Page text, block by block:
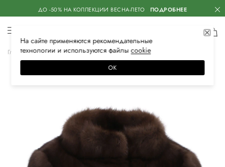
ДО -50% НА КОЛЛЕКЦИИ ВЕСНА-ЛЕТО ПОДРОБНЕЕ
Главная Женская Одежда Верхняя одежда Шубы и дубленки
На сайте применяются рекомендательные
технологии и используются файлысооkiе
ОК